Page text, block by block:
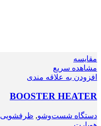
مقایسه
مشاهده سریع
افزودن به علاقه مندی
BOOSTER HEATER
دستگاه شست‌و‌شو, ظرفشویی